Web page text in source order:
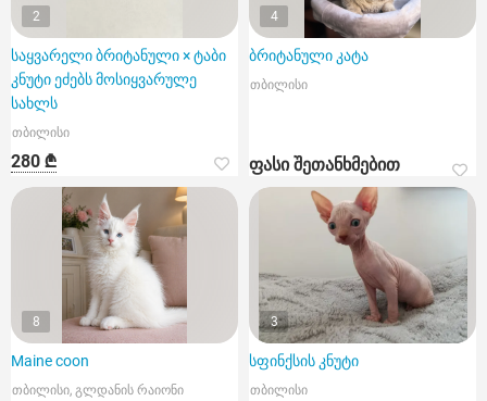
2
საყვარელი ბრიტანული × ტაბი
კნუტი ეძებს მოსიყვარულე
სახლს
თბილისი
280 ₾
4
ბრიტანული კატა
თბილისი
ფასი შეთანხმებით
8
Maine coon
თბილისი, გლდანის რაიონი
3
სფინქსის კნუტი
თბილისი